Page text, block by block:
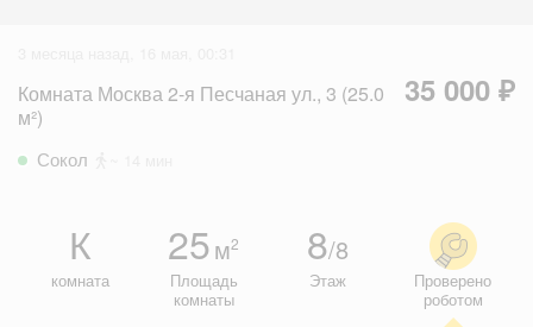
Комната Москва 2-я Песчаная ул., 3 (25.0
м²)
35 000 ₽
Сокол
К
комната
25м2
Площадь
комнаты
8/8
Этаж
Проверено
роботом